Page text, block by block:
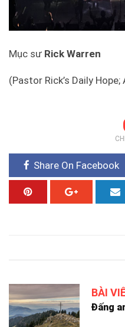
Mục sư Rick Warren
(Pastor Rick’s Daily Hope;
Share On Facebook
BÀI
Đấng